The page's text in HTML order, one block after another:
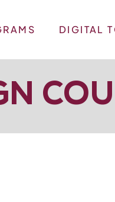
DIGITAL